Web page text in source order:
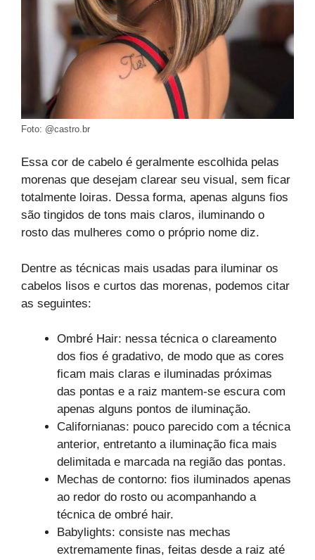
Foto: @castro.br
Essa cor de cabelo é geralmente escolhida pelas
morenas que desejam clarear seu visual, sem ficar
totalmente loiras. Dessa forma, apenas alguns fios
são tingidos de tons mais claros, iluminando o
rosto das mulheres como o próprio nome diz.
Dentre as técnicas mais usadas para iluminar os
cabelos lisos e curtos das morenas, podemos citar
as seguintes:
Ombré Hair: nessa técnica o clareamento
dos fios é gradativo, de modo que as cores
ficam mais claras e iluminadas próximas
das pontas e a raiz mantem-se escura com
apenas alguns pontos de iluminação.
Californianas: pouco parecido com a técnica
anterior, entretanto a iluminação fica mais
delimitada e marcada na região das pontas.
Mechas de contorno: fios iluminados apenas
ao redor do rosto ou acompanhando a
técnica de ombré hair.
Babylights: consiste nas mechas
extremamente finas, feitas desde a raiz até